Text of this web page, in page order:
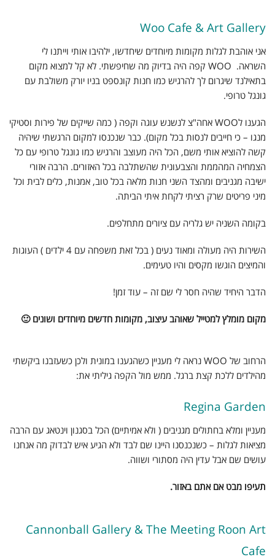
y
Woo Cafe & Art Gallery
אני אוהבת לגלות מקומות מיוחדים שיחדשו, ילהיבו אותי וייתנו לי
השראה. WOO קפה היה בדיוק מה שחיפשתי. לא קל למצוא מקום
בתאילנד שיגרום לך להרגיש כמו חנות קונספט בניו יורק משולבת עם
גונגל טרופי.
הגענו לWOO אחה"צ לנשנש עוגה וקפה ( כמה שייקים של פירות וסטיקי
מנגו – כי חייבים לנסות בכל מקום). כבר שנכנסו למקום הרגשתי שיהיה
קשה להוציא אותי משם, הכל היה מעוצב והרגיש כמו גונגל טרופי עם כל
הצמחיה המהממת והצבעונית שהשתלבה בכל האזורים. הרבה אזורי
ישיבה מגניבים ומהצד השני חנות מלאה בכל טוב, אמנות, כלים לבית וכל
מיני פריטים שרק רציתי לקחת איתי הביתה.
בקומה השניה יש גלריה עם ציורים מתחלפים.
השירות היה מעולה ומאוד נעים ( בכל זאת משפחה עם 4 ילדים ) העוגות
והמיצים הוגשו מקסים והיו טעימים.
הדבר היחיד שהיה חסר לי שם זה – עוד זמן!
מקום מומלץ למטייל שאוהב עיצוב, מקומות חדשים מיוחדים ושונים 🙂
הרחוב של WOO נראה לי מעניין כשהגענו במונית ולכן כשעזבנו ביקשתי
מהילדים ללכת קצת ברגל. ממש מול הקפה גיליתי את:
Regina Garden
מעניין ומלא בחתולים מגניבים ( ולא אמיתיים) הכל בסגנון וינטאג עם הרבה
מציאות לגלות – כשנכנסנו היינו שם לבד ולא הגיע איש לבדוק מה אנחנו
עושים שם אבל עדין היה מסתורי ושווה.
תעיפו מבט אם אתם באזור.
Cannonball Gallery & The Meeting Roon Art
Cafe